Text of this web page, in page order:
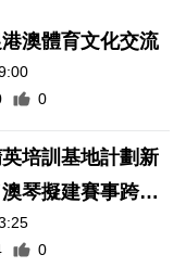
澳體育文化交流
0
培訓基地計劃新
琴擬建賽事跨境
制
0